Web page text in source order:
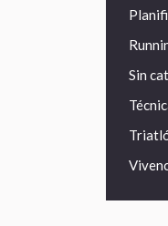
Sin